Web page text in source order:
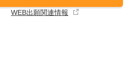
WEB出願関連情報